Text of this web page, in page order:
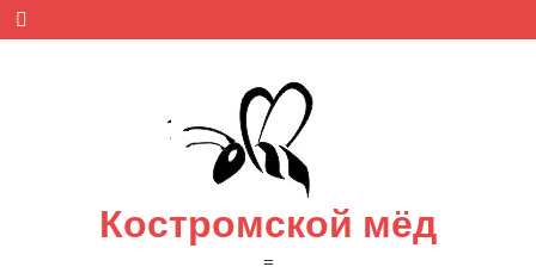
Skip
content
Костромской мёд
=